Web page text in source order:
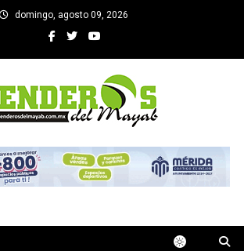
domingo, agosto 09, 2026
DEL MAYAB